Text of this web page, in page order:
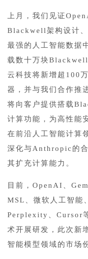
上月，我们见证
Blackwell架构设计
最强的人工智能数据
载数十万块
云科技将新增超100
器，并与我们合作推
将向客户提供搭载
计算功能，为高性能
在前沿人工智能计算
深化与Anthropic的
其扩充计算能力。
目前，OpenAI、
MSL、微软人工智能
Perplexity、Cursor
术开展研发，此次新
智能模型领域的市场